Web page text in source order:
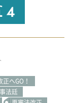
へGO！
法廷